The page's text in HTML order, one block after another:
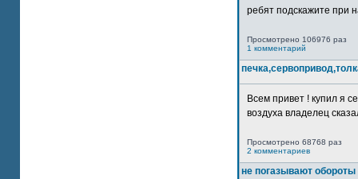
ребят подскажите при
Просмотрено 106976 раз
1 комментарий
Всем привет ! купил я
воздуха владелец
Просмотрено 68768 раз
2 комментариев
не погазывают обороты